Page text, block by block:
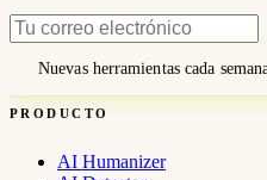
Nuevas herramientas cada
PRODUCTO
AI Humanizer